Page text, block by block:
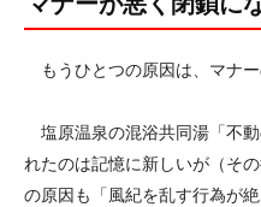
もうひとつの原因は、マナー
塩原温泉の混浴共同湯「不
れたのは記憶に新しいが（そ
の原因も「風紀を乱す行為が